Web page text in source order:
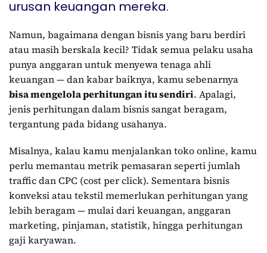
urusan keuangan mereka.
Namun, bagaimana dengan bisnis yang baru berdiri
atau masih berskala kecil? Tidak semua pelaku usaha
punya anggaran untuk menyewa tenaga ahli
keuangan — dan kabar baiknya, kamu sebenarnya
bisa mengelola perhitungan itu sendiri. Apalagi,
jenis perhitungan dalam bisnis sangat beragam,
tergantung pada bidang usahanya.
Misalnya, kalau kamu menjalankan toko online, kamu
perlu memantau metrik pemasaran seperti jumlah
traffic dan CPC (cost per click). Sementara bisnis
konveksi atau tekstil memerlukan perhitungan yang
lebih beragam — mulai dari keuangan, anggaran
marketing, pinjaman, statistik, hingga perhitungan
gaji karyawan.